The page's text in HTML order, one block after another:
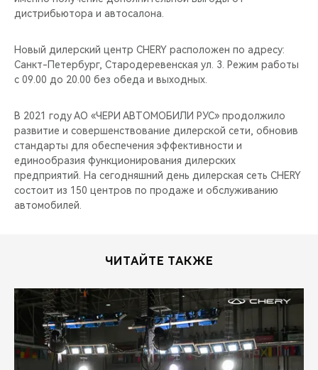
дистрибьютора и автосалона.
Новый дилерский центр CHERY расположен по адресу:
Санкт-Петербург, Стародеревенская ул. 3. Режим работы
с 09.00 до 20.00 без обеда и выходных.
В 2021 году АО «ЧЕРИ АВТОМОБИЛИ РУС» продолжило
развитие и совершенствование дилерской сети, обновив
стандарты для обеспечения эффективности и
единообразия функционирования дилерских
предприятий. На сегодняшний день дилерская сеть CHERY
состоит из 150 центров по продаже и обслуживанию
автомобилей.
ЧИТАЙТЕ ТАКЖЕ